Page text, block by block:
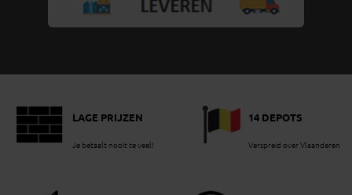
LAGE PRIJZEN
Je betaalt nooit te veel!
14 DEPOTS
Verspreid over Vlaanderen